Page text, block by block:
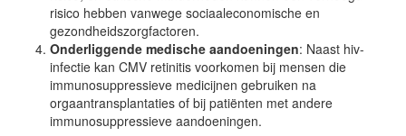
risico hebben vanwege sociaaleconomische en
gezondheidszorgfactoren.
Onderliggende medische aandoeningen: Naast hiv-
infectie kan CMV retinitis voorkomen bij mensen die
immunosuppressieve medicijnen gebruiken na
orgaantransplantaties of bij patiënten met andere
immunosuppressieve aandoeningen.